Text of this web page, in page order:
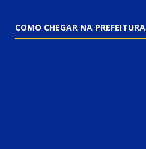
COMO CHEGAR NA PREFEITURA